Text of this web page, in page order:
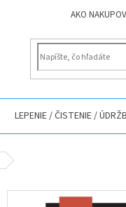
AKO
LEPENIE / ČISTENIE /